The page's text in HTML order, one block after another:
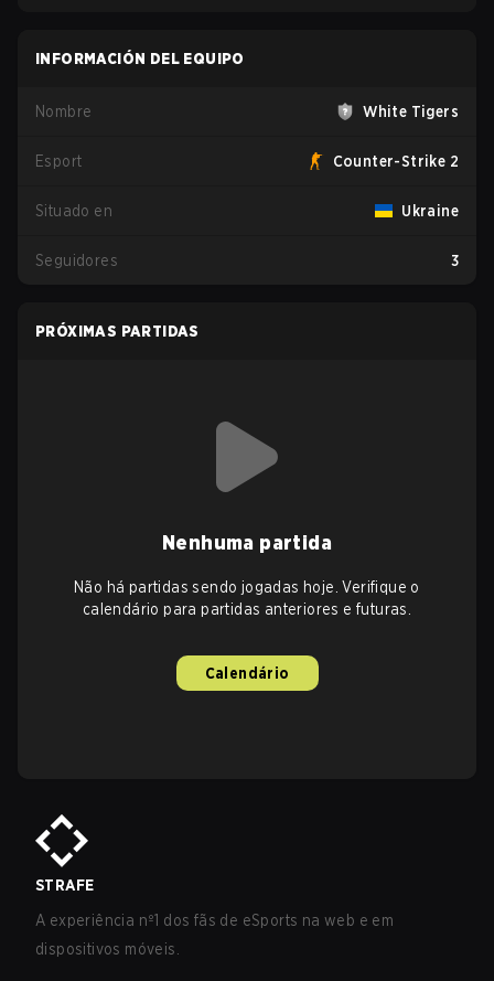
INFORMACIÓN DEL EQUIPO
Nombre White Tigers
Esport Counter-Strike 2
Situado en Ukraine
Seguidores 3
PRÓXIMAS PARTIDAS
Nenhuma partida
Não há partidas sendo jogadas hoje. Verifique o
calendário para partidas anteriores e futuras.
Calendário
STRAFE
A experiência nº1 dos fãs de eSports na web e em
dispositivos móveis.